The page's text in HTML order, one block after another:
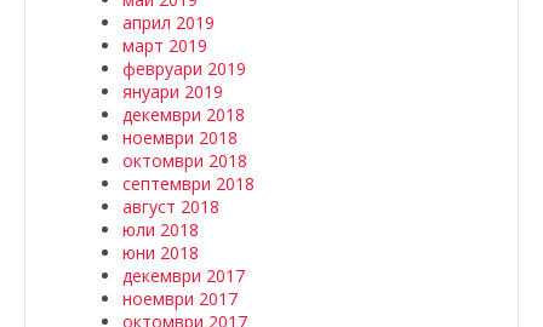
април 2019
март 2019
февруари 2019
януари 2019
декември 2018
ноември 2018
октомври 2018
септември 2018
август 2018
юли 2018
юни 2018
декември 2017
ноември 2017
октомври 2017